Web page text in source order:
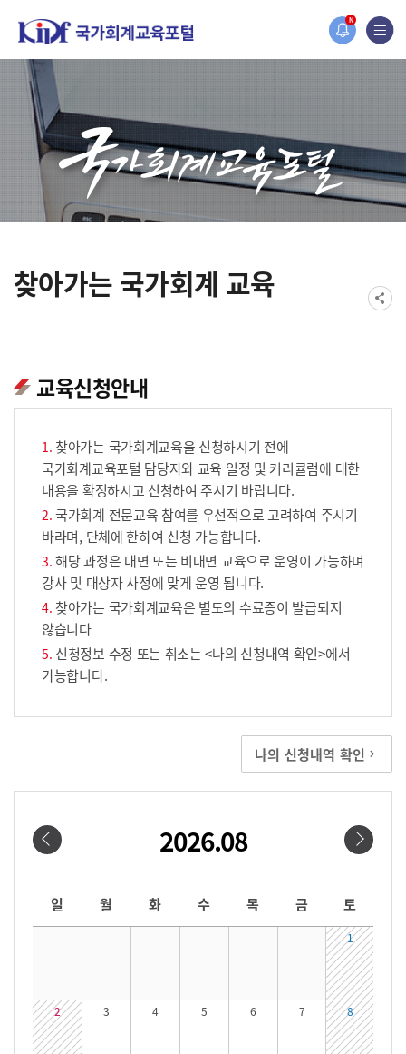
N
홈페이지가 새롭게 개편되었습니다.
한국조세재정연구원홈페이지가 새롭게 개설되었습니다.
찾아가는 국가회계 교육
교육신청안내
찾아가는 국가회계교육을 신청하시기 전에
국가회계교육포털 담당자와 교육 일정 및 커리큘럼에 대한
내용을 확정하시고 신청하여 주시기 바랍니다.
국가회계 전문교육 참여를 우선적으로 고려하여 주시기
바라며, 단체에 한하여 신청 가능합니다.
해당 과정은 대면 또는 비대면 교육으로 운영이 가능하며
강사 및 대상자 사정에 맞게 운영 됩니다.
찾아가는 국가회계교육은 별도의 수료증이 발급되지
않습니다
신청정보 수정 또는 취소는 <나의 신청내역 확인>에서
가능합니다.
나의 신청내역 확인
2026.08
날짜선택
일 월 화 수 목 금 토
1
2 3 4 5 6 7 8